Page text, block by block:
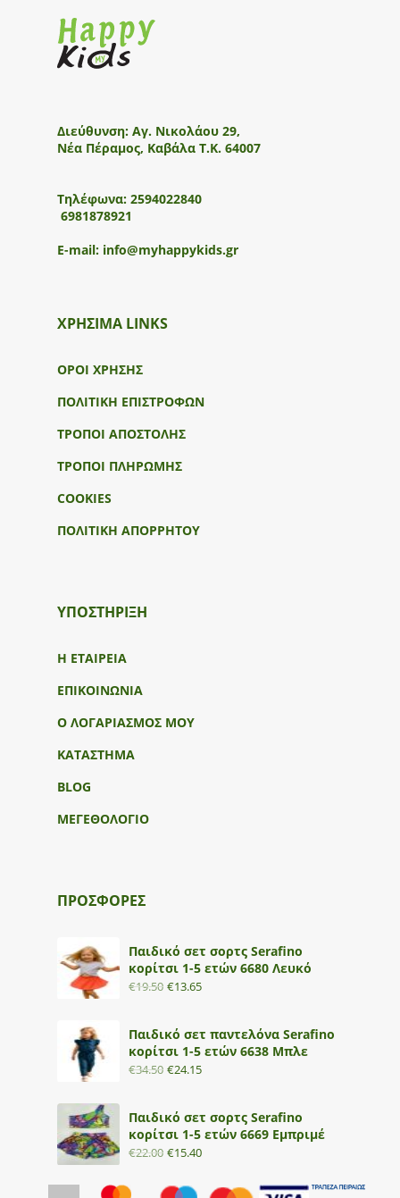
Διεύθυνση: Αγ. Νικολάου 29,
Νέα Πέραμος, Καβάλα Τ.Κ. 64007
Τηλέφωνα: 2594022840
6981878921
E-mail: info@myhappykids.gr
ΧΡΗΣΙΜΑ LINKS
ΟΡΟΙ ΧΡΗΣΗΣ
ΠΟΛΙΤΙΚΗ ΕΠΙΣΤΡΟΦΩΝ
ΤΡΟΠΟΙ ΑΠΟΣΤΟΛΗΣ
ΤΡΟΠΟΙ ΠΛΗΡΩΜΗΣ
COOKIES
ΠΟΛΙΤΙΚΗ ΑΠΟΡΡΗΤΟΥ
ΥΠΟΣΤΉΡΙΞΗ
Η ΕΤΑΙΡΕΙΑ
ΕΠΙΚΟΙΝΩΝΙΑ
Ο ΛΟΓΑΡΙΑΣΜΟΣ ΜΟΥ
ΚΑΤΑΣΤΗΜΑ
BLOG
ΜΕΓΕΘΟΛΟΓΙΟ
ΠΡΟΣΦΟΡΕΣ
Παιδικό σετ σορτς Serafino
κορίτσι 1-5 ετών 6680 Λευκό
€19.50 €13.65
Παιδικό σετ παντελόνα Serafino
κορίτσι 1-5 ετών 6638 Μπλε
€34.50 €24.15
Παιδικό σετ σορτς Serafino
κορίτσι 1-5 ετών 6669 Εμπριμέ
€22.00 €15.40